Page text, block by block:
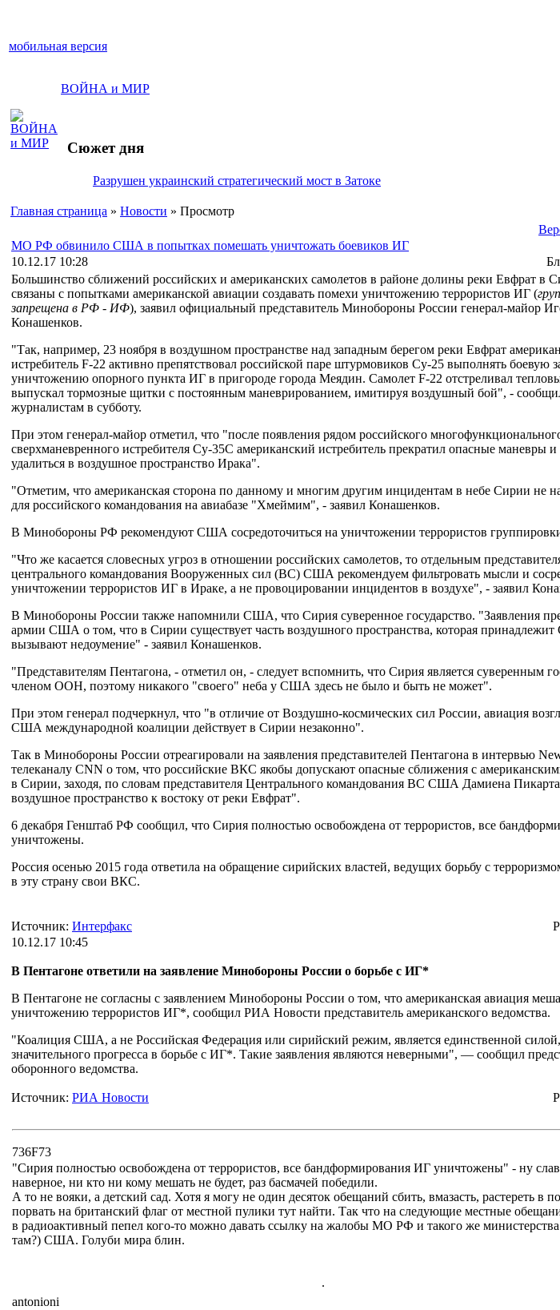
мобильная версия
ВОЙНА и МИР
Сюжет дня
Разрушен украинский стратегический мост в Затоке
Главная страница » Новости » Просмотр
МО РФ обвинило США в попытках помешать уничтожать боевиков ИГ
10.12.17 10:28
Большинство сближений российских и американских самолетов в районе долины реки Евфрат в
связаны с попытками американской авиации создавать помехи уничтожению террористов ИГ (
запрещена в РФ - ИФ), заявил официальный представитель Минобороны России генерал-майор
Конашенков.
"Так, например, 23 ноября в воздушном пространстве над западным берегом реки Евфрат
истребитель F-22 активно препятствовал российской паре штурмовиков Су-25 выполнять боевую
уничтожению опорного пункта ИГ в пригороде города Меядин. Самолет F-22 отстреливал
выпускал тормозные щитки с постоянным маневрированием, имитируя воздушный бой", -
журналистам в субботу.
При этом генерал-майор отметил, что "после появления рядом российского
сверхманевренного истребителя Су-35С американский истребитель прекратил опасные маневры
удалиться в воздушное пространство Ирака".
"Отметим, что американская сторона по данному и многим другим инцидентам в небе Сирии не
для российского командования на авиабазе "Хмеймим", - заявил Конашенков.
В Минобороны РФ рекомендуют США сосредоточиться на уничтожении террористов
"Что же касается словесных угроз в отношении российских самолетов, то отдельным
центрального командования Вооруженных сил (ВС) США рекомендуем фильтровать мысли и
уничтожении террористов ИГ в Ираке, а не провоцировании инцидентов в воздухе", - заявил
В Минобороны России также напомнили США, что Сирия суверенное государство. "Заявления
армии США о том, что в Сирии существует часть воздушного пространства, которая
вызывают недоумение" - заявил Конашенков.
"Представителям Пентагона, - отметил он, - следует вспомнить, что Сирия является суверенным
членом ООН, поэтому никакого "своего" неба у США здесь не было и быть не может".
При этом генерал подчеркнул, что "в отличие от Воздушно-космических сил России, авиация
США международной коалиции действует в Сирии незаконно".
Так в Минобороны России отреагировали на заявления представителей Пентагона в интервью
телеканалу CNN о том, что российские ВКС якобы допускают опасные сближения с
в Сирии, заходя, по словам представителя Центрального командования ВС США Дамиена
воздушное пространство к востоку от реки Евфрат".
6 декабря Генштаб РФ сообщил, что Сирия полностью освобождена от террористов, все
уничтожены.
Россия осенью 2015 года ответила на обращение сирийских властей, ведущих борьбу с
в эту страну свои ВКС.
Источник: Интерфакс
10.12.17 10:45
В Пентагоне ответили на заявление Минобороны России о борьбе с ИГ*
В Пентагоне не согласны с заявлением Минобороны России о том, что американская авиация
уничтожению террористов ИГ*, сообщил РИА Новости представитель американского ведомства.
"Коалиция США, а не Российская Федерация или сирийский режим, является единственной
значительного прогресса в борьбе с ИГ*. Такие заявления являются неверными", — сообщил
оборонного ведомства.
Источник: РИА Новости
736F73
"Сирия полностью освобождена от террористов, все бандформирования ИГ уничтожены" - ну
наверное, ни кто ни кому мешать не будет, раз басмачей победили.
А то не вояки, а детский сад. Хотя я могу не один десяток обещаний сбить, вмазасть, растереть в
порвать на британский флаг от местной пулики тут найти. Так что на следующие местные
в радиоактивный пепел кого-то можно давать ссылку на жалобы МО РФ и такого же
там?) США. Голуби мира блин.
.
antonioni